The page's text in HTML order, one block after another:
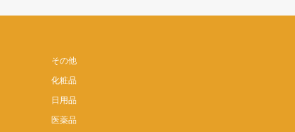
その他
化粧品
日用品
医薬品